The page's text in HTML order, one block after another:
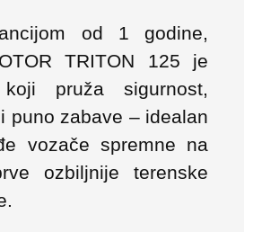
od 1 godine,
TRITON 125 je
pruža sigurnost,
puno zabave – idealan
vozače spremne na
ozbiljnije terenske